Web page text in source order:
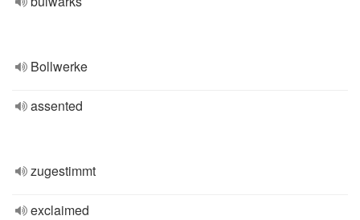
Bollwerke
assented
zugestimmt
exclaimed